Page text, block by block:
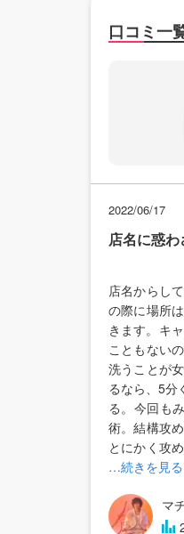
口コミ一
2022/06/17
店名に惑
店名からし
の際に場所
きます。キ
こともない
洗うことが
るなら、5分
る。今回も
術。結構攻
とにかく攻
…続きを見る
マ